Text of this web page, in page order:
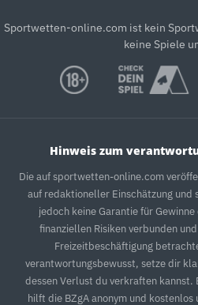
Sportwetten-online.com ist kein
keine Spiele
Hinweis zum
Die auf sportwetten-online.com
auf redaktioneller Einschätzung
jedoch keine Garantie für
finanziellen Risiken verbunden
Freizeitbeschäftigung
verantwortungsbewusst, setze dir
dessen Verlust du verkraften kannst.
hilft die BZgA anonym und